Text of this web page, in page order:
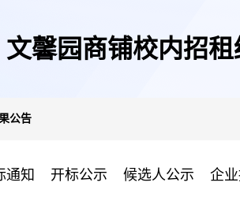
文馨园商铺校内招
公告
通知 开标公示 候选人公示 企